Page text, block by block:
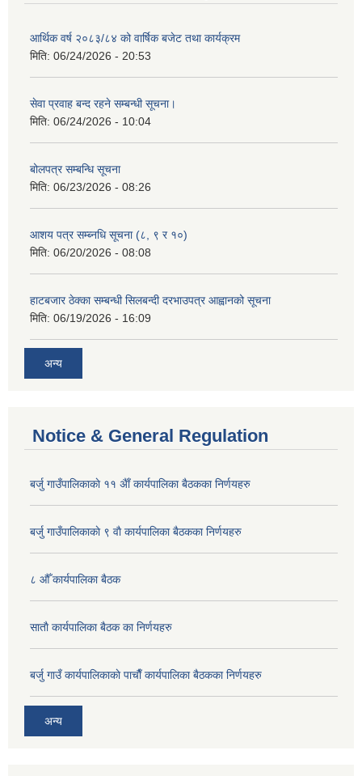
आर्थिक वर्ष २०८३/८४ को वार्षिक बजेट तथा कार्यक्रम
मिति: 06/24/2026 - 20:53
सेवा प्रवाह बन्द रहने सम्बन्धी सूचना।
मिति: 06/24/2026 - 10:04
बोलपत्र सम्बन्धि सूचना
मिति: 06/23/2026 - 08:26
आशय पत्र सम्ब्नधि सूचना (८, ९ र १०)
मिति: 06/20/2026 - 08:08
हाटबजार ठेक्का सम्बन्धी सिलबन्दी दरभाउपत्र आह्वानको सूचना
मिति: 06/19/2026 - 16:09
अन्य
Notice & General Regulation
बर्जु गाउँपालिकाकाे ११ अैाँ कार्यपालिका बैठकका निर्णयहरु
बर्जु गाउँपालिकाकाे ९ वाै‌ कार्यपालिका बैठकका निर्णयहरु
८ औँ कार्यपालिका बैठक
साताै‌ कार्यपालिका बैठक का निर्णयहरु
बर्जु गाउँ कार्यपालिकाकाे पाचाै‌ँ कार्यपालिका बैठकका निर्णयहरु
अन्य